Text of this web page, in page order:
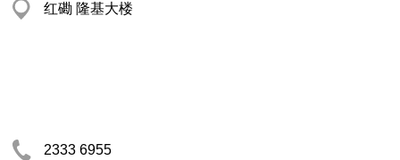
红磡 隆基大楼
2333 6955